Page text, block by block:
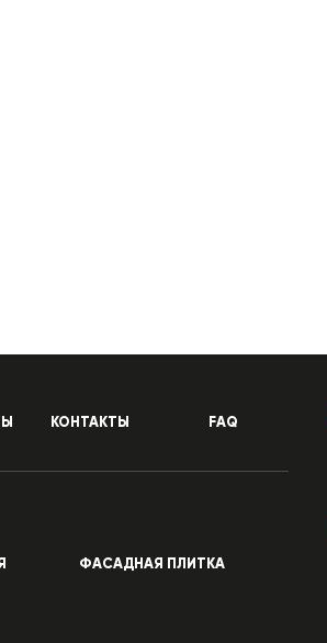
КОНТАКТЫ FAQ
ФАСАДНАЯ ПЛИТКА